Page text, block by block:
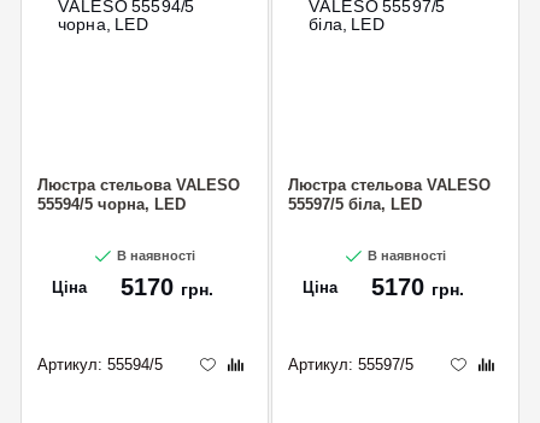
Люстра стельова VALESO
55594/5 чорна, LED
В наявності
Ціна 5170 грн.
Артикул: 55594/5
Люстра стельова VALESO
55597/5 біла, LED
В наявності
Ціна 5170 грн.
Артикул: 55597/5